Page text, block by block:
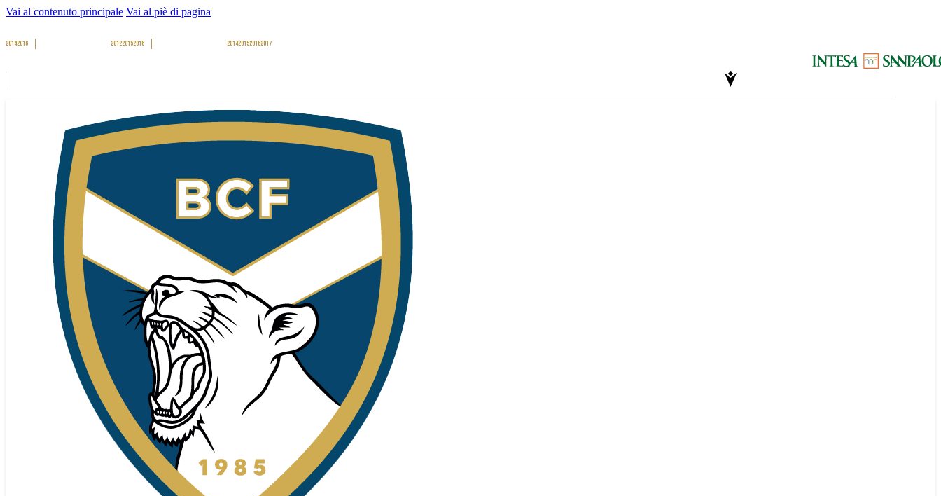
Vai al contenuto principale Vai al piè di pagina
20142016 201220152016 2014201520162017